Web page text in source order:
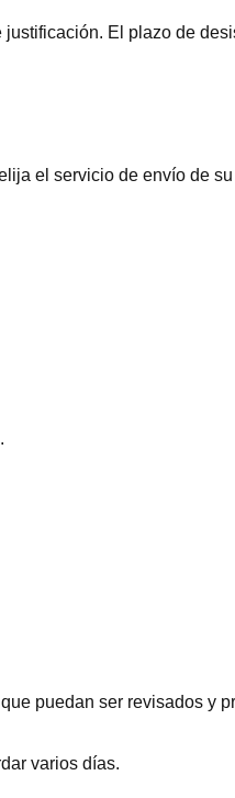
El plazo de
el servicio de envío de
puedan ser revisados y
varios días.